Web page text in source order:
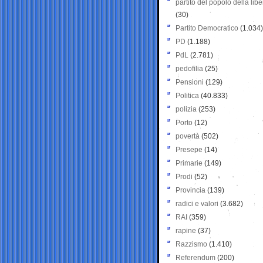
partito del popolo della
(30)
Partito Democratico (1.034)
PD (1.188)
PdL (2.781)
pedofilia (25)
Pensioni (129)
Politica (40.833)
polizia (253)
Porto (12)
povertà (502)
Presepe (14)
Primarie (149)
Prodi (52)
Provincia (139)
radici e valori (3.682)
RAI (359)
rapine (37)
Razzismo (1.410)
Referendum (200)